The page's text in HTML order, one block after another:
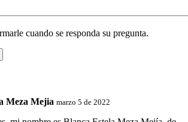
cuando se responda su pregunta.
Meza Mejia marzo 5 de 2022